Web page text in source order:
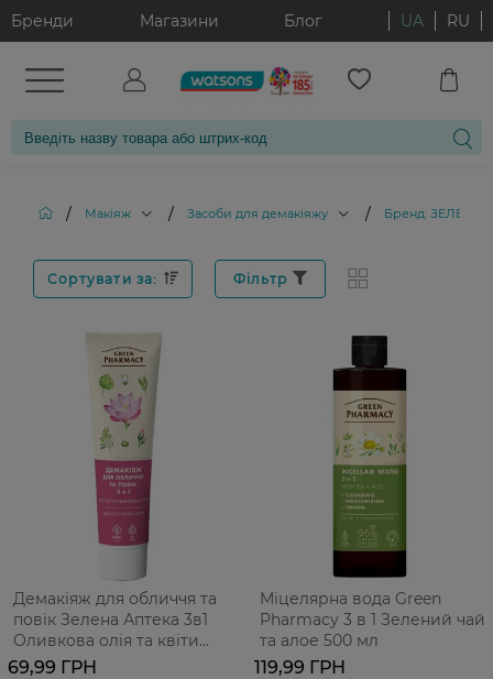
Бренди Магазини Блог UA RU
/ Макіяж / Засоби для демакіяжу / Бренд: ЗЕЛЕНА
Сортувати за: Фільтр
Демакіяж для обличчя та
повік Зелена Аптека 3в1
Оливкова олія та квіти
лотоса 125 мл
69,99 ГРН
Міцелярна вода Green
Pharmacy 3 в 1 Зелений чай
та алое 500 мл
119,99 ГРН